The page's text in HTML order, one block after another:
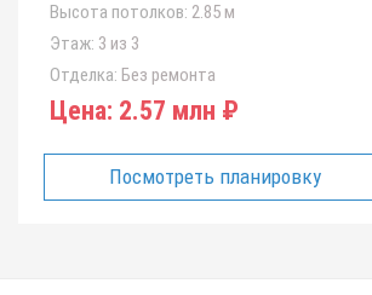
Высота потолков: 2.85 м
Этаж: 3 из 3
Отделка: Без ремонта
Цена: 2.57 млн ₽
Посмотреть планировку